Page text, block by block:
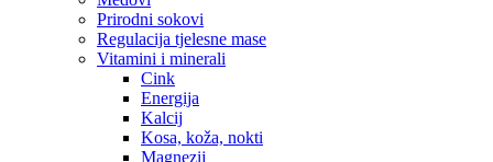
Prirodni sokovi
Regulacija tjelesne mase
Vitamini i minerali
Cink
Energija
Kalcij
Kosa, koža, nokti
Magnezij